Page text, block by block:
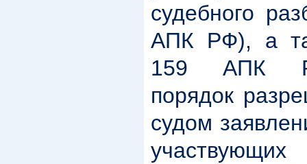
судебного
АПК РФ), а
159 АПК
порядок
судом